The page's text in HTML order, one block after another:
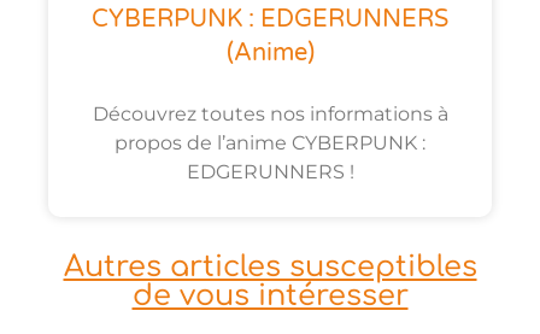
CYBERPUNK : EDGERUNNERS
(anime)
Découvrez toutes nos informations à
propos de l’anime CYBERPUNK :
EDGERUNNERS !
Autres articles susceptibles
de vous intéresser